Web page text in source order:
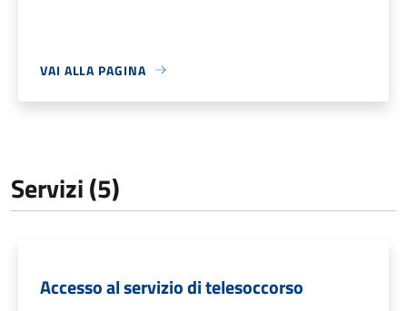
VAI ALLA PAGINA
Servizi (5)
Accesso al servizio di telesoccorso